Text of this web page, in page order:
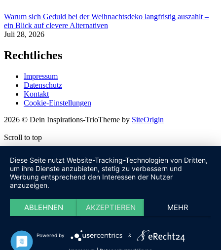
Warum sich Geduld bei der Weihnachtsdeko langfristig auszahlt –
ein Blick auf clevere Alternativen
Juli 28, 2026
Rechtliches
Impressum
Datenschutz
Kontakt
Cookie-Einstellungen
2026 © Dein Inspirations-TrioTheme by SiteOrigin
Scroll to top
Diese Seite nutzt Website-Tracking-Technologien von Dritten,
um ihre Dienste anzubieten, stetig zu verbessern und
Werbung entsprechend den Interessen der Nutzer
anzuzeigen.
ABLEHNEN AKZEPTIEREN MEHR
Powered by &